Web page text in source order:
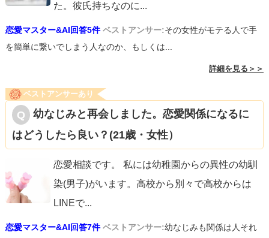
た。彼氏持ちなのに...
恋愛マスター&AI回答5件 ベストアンサー:その女性がモテる人で手
を簡単に繋いでしまう人なのか、もしくは...
詳細を見る＞＞
ベストアンサーあり
幼なじみと再会しました。恋愛関係になるに
はどうしたら良い？(21歳・女性）
恋愛相談です。 私には幼稚園からの異性の幼馴
染(男子)がいます。高校から別々で高校からは
LINEで...
恋愛マスター&AI回答7件 ベストアンサー:幼なじみも関係は人それ